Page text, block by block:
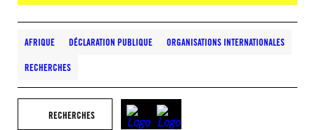
AFRIQUE DÉCLARATION PUBLIQUE ORGANISATIONS INTERNATIONALES
RECHERCHES
RECHERCHES